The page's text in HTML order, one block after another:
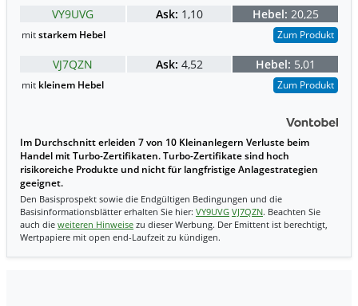
VY9UVG
Ask: 1,10 Hebel: 20,25
mitstarkem Hebel Zum Produkt
VJ7QZN Ask: 4,52 Hebel: 5,01
mit kleinem Hebel Zum Produkt
Im Durchschnitt erleiden 7 von 10 Kleinanlegern Verluste beim
Handel mit Turbo-Zertifikaten. Turbo-Zertifikate sind hoch
risikoreiche Produkte und nicht für langfristige Anlagestrategien
geeignet.
Den Basisprospekt sowie die Endgültigen Bedingungen und die
Basisinformationsblätter erhalten Sie hier: VY9UVG VJ7QZN. Beachten Sie
auch die weiteren Hinweise zu dieser Werbung. Der Emittent ist berechtigt,
Wertpapiere mit open end-Laufzeit zu kündigen.